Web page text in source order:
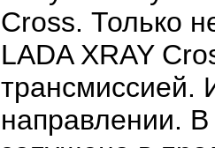
Cross. Только
LADA XRAY
трансмиссией.
направлении.